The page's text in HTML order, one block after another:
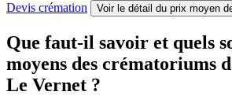
Devis crémation Voir le détail du prix moyen
Que faut-il savoir et quels
moyens des crématoriums
Le Vernet ?